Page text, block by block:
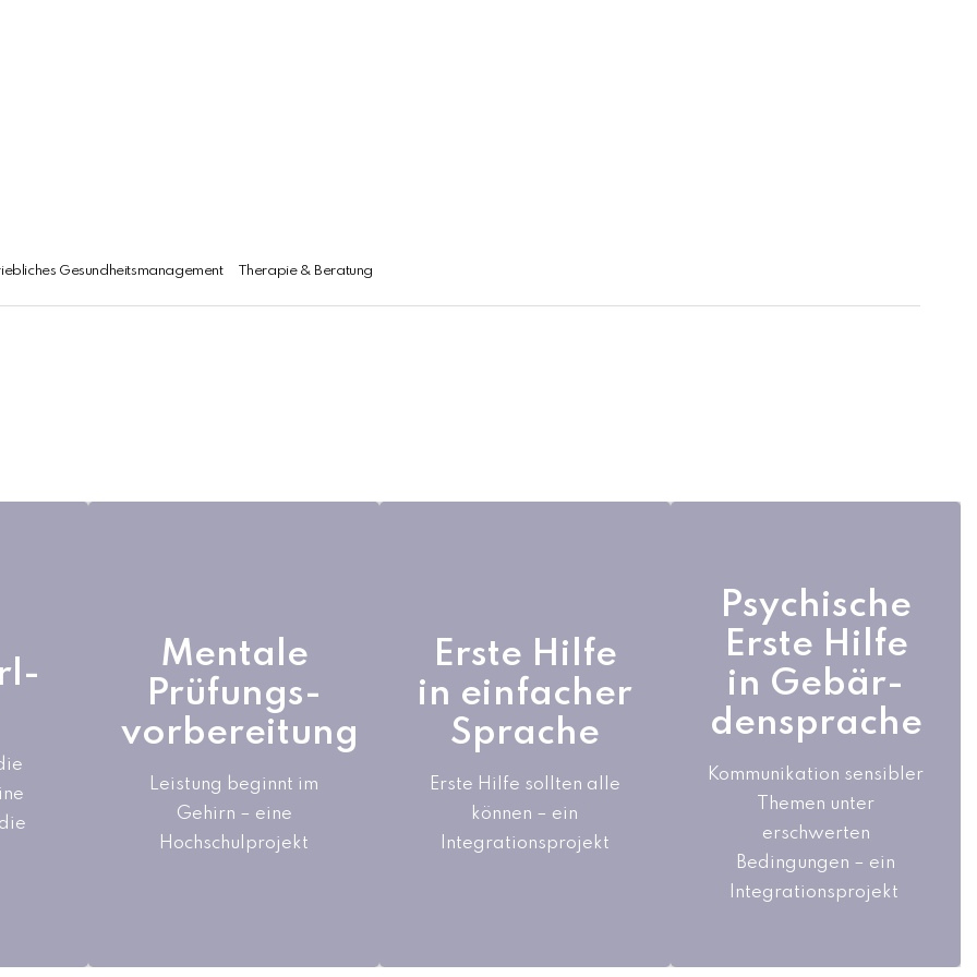
Gesundheitsmanagement Therapie & Beratung
Mentale
Prüfungs-
vorbereitung
Leistung beginnt im
Gehirn – eine
Hochschulprojekt
Prüfungs-
vorbereitung
Vollzugriff auf seine
kognitive
Leistungsfähigkeit
Erste Hilfe
in einfacher
Sprache
Erste Hilfe sollten alle
können – ein
Integrationsprojekt
Erste Hilfe
in einfacher
Sprache
Beeinträchtigungen
Psychische
Erste Hilfe
in Gebär-
densprache
Kommunikation sensibler
Themen unter
erschwerten
Bedingungen – ein
Integrationsprojekt
Psychische
Erste Hilfe
in Gebär-
densprache
Gebärdensprache noch
wichtiger